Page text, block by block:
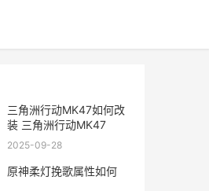
三角洲行动MK47如何改
装 三角洲行动MK47
2025-09-28
原神柔灯挽歌属性如何